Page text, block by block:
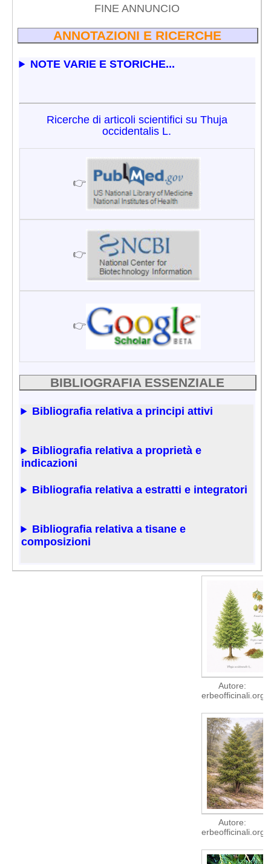
FINE ANNUNCIO
ANNOTAZIONI E RICERCHE
NOTE VARIE E STORICHE...
Ricerche di articoli scientifici su Thuja
occidentalis L.
👉
👉
👉
BIBLIOGRAFIA ESSENZIALE
Bibliografia relativa a principi attivi
Bibliografia relativa a proprietà e
indicazioni
Bibliografia relativa a estratti e integratori
Bibliografia relativa a tisane e
composizioni
Autore:
erbeofficinali.org
Autore:
erbeofficinali.org